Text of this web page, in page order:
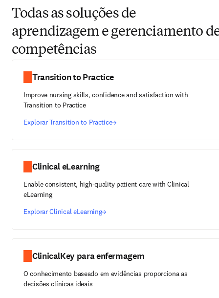
Todas as soluções de
aprendizagem e gerenciamento
competências
Transition to Practice
Improve nursing skills, confidence and satisfaction with
Transition to Practice
Explorar Transition to Practice
Clinical eLearning
Enable consistent, high-quality patient care with Clinical
eLearning
Explorar Clinical eLearning
ClinicalKey para enfermagem
O conhecimento baseado em evidências proporciona as
decisões clínicas ideais